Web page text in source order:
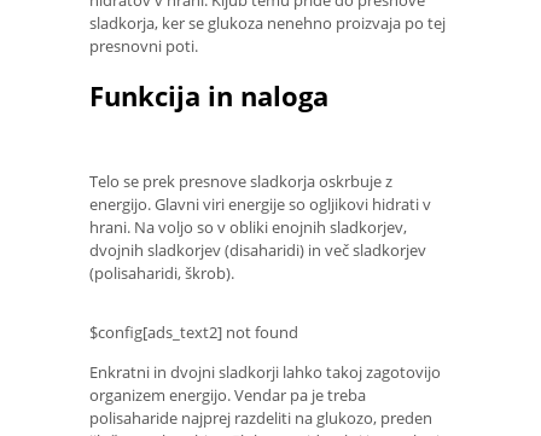
sladkorja, ker se glukoza nenehno proizvaja po tej
presnovni poti.
Funkcija in naloga
Telo se prek presnove sladkorja oskrbuje z
energijo. Glavni viri energije so ogljikovi hidrati v
hrani. Na voljo so v obliki enojnih sladkorjev,
dvojnih sladkorjev (disaharidi) in več sladkorjev
(polisaharidi, škrob).
$config[ads_text2] not found
Enkratni in dvojni sladkorji lahko takoj zagotovijo
organizem energijo. Vendar pa je treba
polisaharide najprej razdeliti na glukozo, preden